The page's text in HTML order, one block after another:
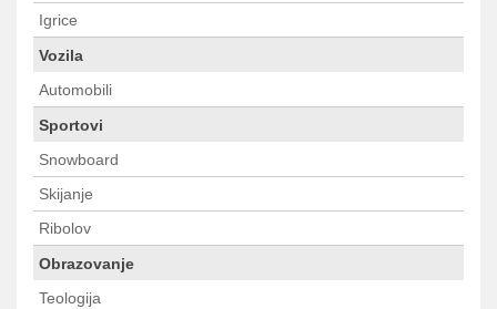
Igrice
Vozila
Automobili
Sportovi
Snowboard
Skijanje
Ribolov
Obrazovanje
Teologija